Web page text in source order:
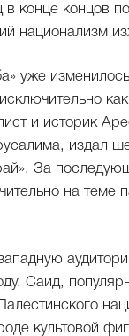
в конце концов
национализм
уже
и историк
издал
За
на теме
Саид,
культовой